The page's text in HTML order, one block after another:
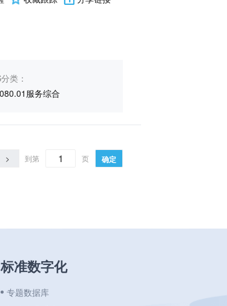
类：
服务综合
> 到第 页 确定
标准数字化
专题数据库